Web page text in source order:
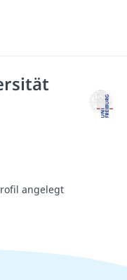
angelegt